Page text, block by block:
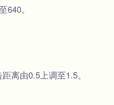
。
由0.5上调至1.5。